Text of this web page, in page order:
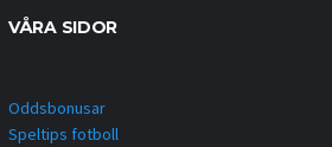
VÅRA SIDOR
Oddsbonusar
Speltips fotboll